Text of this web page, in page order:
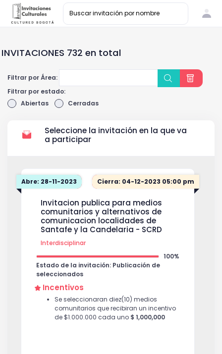
INVITACIONES 732 en total
Filtrar por Área:
Filtrar por estado:
Abiertas
Cerradas
Seleccione la invitación en la que va
a participar
Abre: 28-11-2023 Cierra: 04-12-2023 05:00 pm
Invitacion publica para medios
comunitarios y alternativos de
comunicacion localidades de
Santafe y la Candelaria - SCRD
Interdisciplinar
100%
Estado de la invitación: Publicación de
seleccionados
Incentivos
Se seleccionaran diez(10) medios
comunitarios que recibiran un incentivo
de $1.000.000 cada uno $ 1,000,000